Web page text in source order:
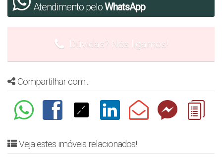
(Renda usada para simulação 1: R$ 21.000,00 e 2:
formato, solicite sua simulação com seus dados)
Mais informações: Inbox, Whatsapp ou Email
Denis Alexandre Imoveis
CRECI 4813 J
WhatsApp: (47) 99994-0042
denis@denisalexandreimoveis.com.br
Atendimento peloWhatsApp
Dúvidas? Nós ligamos!
Compartilhar com...
Veja estes imóveis relacionados!